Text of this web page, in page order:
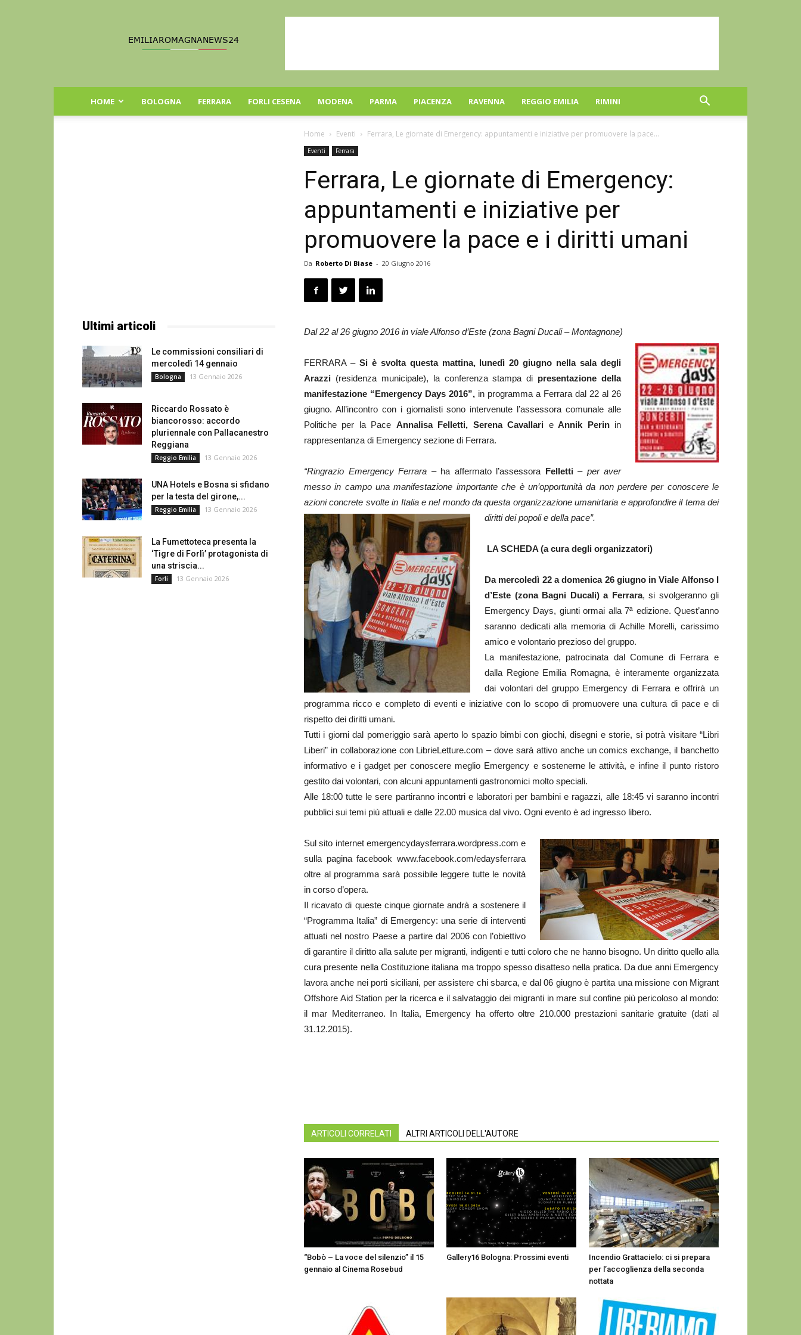
Romagna
HOME BOLOGNA FERRARA FORLI CESENA MODENA PARMA PIACENZA RAVENNA REGGIO EMILIA RIMINI
Home Eventi Ferrara, Le giornate di Emergency: appuntamenti e iniziative per promuovere la pace...
Eventi Ferrara
Ferrara, Le giornate di Emergency:
appuntamenti e iniziative per
promuovere la pace e i diritti umani
Da Roberto Di Biase - 20 Giugno 2016
Dal 22 al 26 giugno 2016 in viale Alfonso d’Este (zona Bagni Ducali – Montagnone)
FERRARA –Si è svolta questa mattina, lunedì 20 giugno nella sala degli
Arazzi (residenza municipale), la conferenza stampa di presentazione della
manifestazione “Emergency Days 2016”, in programma a Ferrara dal 22 al 26
giugno. All’incontro con i giornalisti sono intervenute l’assessora comunale alle
Politiche per la Pace Annalisa Felletti, Serena Cavallari eAnnik Perinin
rappresentanza di Emergency sezione di Ferrara.
“Ringrazio Emergency Ferrara – ha affermato l’assessora Felletti – per aver
messo in campo una manifestazione importante che è un’opportunità da non perdere per conoscere le
azioni concrete svolte in Italia e nel mondo da questa organizzazione umanirtaria e approfondire il tema dei
diritti dei popoli e della pace”.
LA SCHEDA (a cura degli organizzatori)
Da mercoledì 22 a domenica 26 giugno in Viale Alfonso I
d’Este (zona Bagni Ducali) a Ferrara, si svolgeranno gli
Emergency Days, giunti ormai alla 7ª edizione. Quest’anno
saranno dedicati alla memoria di Achille Morelli, carissimo
amico e volontario prezioso del gruppo.
La manifestazione, patrocinata dal Comune di Ferrara e
dalla Regione Emilia Romagna, è interamente organizzata
dai volontari del gruppo Emergency di Ferrara e offrirà un
programma ricco e completo di eventi e iniziative con lo scopo di promuovere una cultura di pace e di
rispetto dei diritti umani.
Tutti i giorni dal pomeriggio sarà aperto lo spazio bimbi con giochi, disegni e storie, si potrà visitare “Libri
Liberi” in collaborazione con LibrieLetture.com – dove sarà attivo anche un comics exchange, il banchetto
informativo e i gadget per conoscere meglio Emergency e sostenerne le attività, e infine il punto ristoro
gestito dai volontari, con alcuni appuntamenti gastronomici molto speciali.
Alle 18:00 tutte le sere partiranno incontri e laboratori per bambini e ragazzi, alle 18:45 vi saranno incontri
pubblici sui temi più attuali e dalle 22.00 musica dal vivo. Ogni evento è ad ingresso libero.
Sul sito internet emergencydaysferrara.wordpress.com e
sulla pagina facebook www.facebook.com/edaysferrara
oltre al programma sarà possibile leggere tutte le novità
in corso d’opera.
Il ricavato di queste cinque giornate andrà a sostenere il
“Programma Italia” di Emergency: una serie di interventi
attuati nel nostro Paese a partire dal 2006 con l’obiettivo
di garantire il diritto alla salute per migranti, indigenti e tutti coloro che ne hanno bisogno. Un diritto quello alla
cura presente nella Costituzione italiana ma troppo spesso disatteso nella pratica. Da due anni Emergency
lavora anche nei porti siciliani, per assistere chi sbarca, e dal 06 giugno è partita una missione con Migrant
Offshore Aid Station per la ricerca e il salvataggio dei migranti in mare sul confine più pericoloso al mondo:
il mar Mediterraneo. In Italia, Emergency ha offerto oltre 210.000 prestazioni sanitarie gratuite (dati al
31.12.2015).
ARTICOLI CORRELATI ALTRI ARTICOLI DELL'AUTORE
“Bobò – La voce del silenzio” il 15
gennaio al Cinema Rosebud
Gallery16 Bologna: Prossimi eventi
Incendio Grattacielo: ci si prepara
per l’accoglienza della seconda
nottata
Ultimi articoli
Le commissioni consiliari di
mercoledì 14 gennaio
Bologna 13 Gennaio 2026
Riccardo Rossato è
biancorosso: accordo
pluriennale con Pallacanestro
Reggiana
Reggio Emilia 13 Gennaio 2026
UNA Hotels e Bosna si sfidano
per la testa del girone,...
Reggio Emilia 13 Gennaio 2026
La Fumettoteca presenta la
‘Tigre di Forlì’ protagonista di
una striscia...
Forli 13 Gennaio 2026